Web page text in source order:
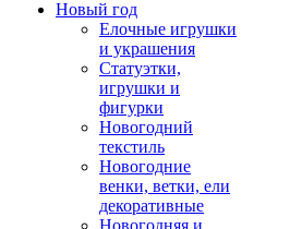
Новый год
Елочные игрушки
и украшения
Статуэтки,
игрушки и
фигурки
Новогодний
текстиль
Новогодние
венки, ветки, ели
декоративные
Новогодняя и